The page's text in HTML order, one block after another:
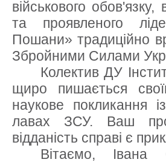
військового обов'язку,
та проявленого
Пошани» традиційно
Збройними Силами
Колектив ДУ
щиро пишається
наукове покликання
лавах ЗСУ. Ваш
відданість справі є
Вітаємо, Івана